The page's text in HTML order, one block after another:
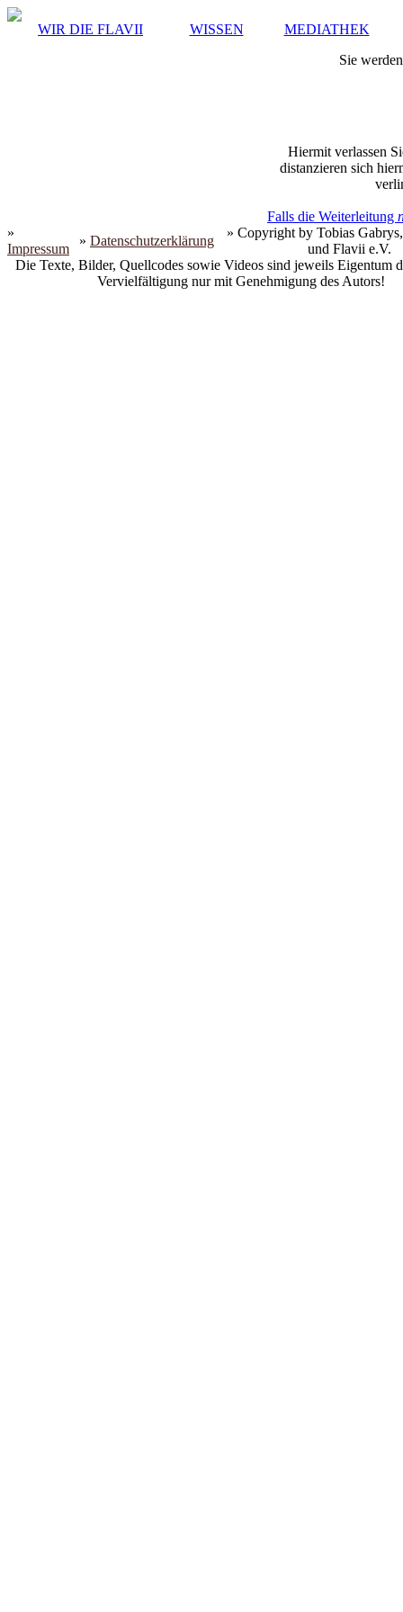
WIR DIE FLAVII WISSEN
MEDIATHEK
Sie
Hiermit verlassen
distanzieren sich
Falls die Weiterleitung
»
Impressum
» Datenschutzerklärung
» Copyright by Tobias
und Flavii e.V.
Die Texte, Bilder, Quellcodes sowie Videos sind jeweils Eigentum
Vervielfältigung nur mit Genehmigung des Autors!